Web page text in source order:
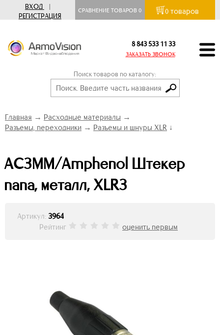
ВХОД
|
РЕГИСТРАЦИЯ
СРАВНЕНИЕ ТОВАРОВ0 0 товаров
8 843 533 11 33
ЗАКАЗАТЬ ЗВОНОК
Поиск товаров по каталогу:
Главная → Расходные материалы →
Разъемы, переходники → Разъемы и шнуры XLR ↓
AC3MM/Amphenol Штекер
папа, металл, XLR3
Артикул: 3964
Рейтинг
оценить первым